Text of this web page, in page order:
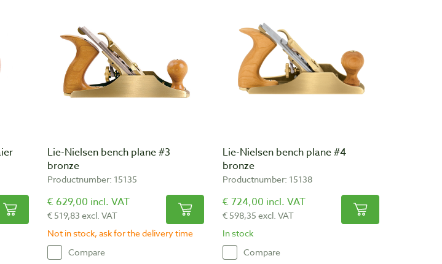
Lie-Nielsen bench plane #3
bronze
Productnumber: 15135
€ 629,00 incl. VAT
€ 519,83 excl. VAT
Not in stock, ask for the delivery time
Compare
Lie-Nielsen bench plane #4
bronze
Productnumber: 15138
€ 724,00 incl. VAT
€ 598,35 excl. VAT
In stock
Compare